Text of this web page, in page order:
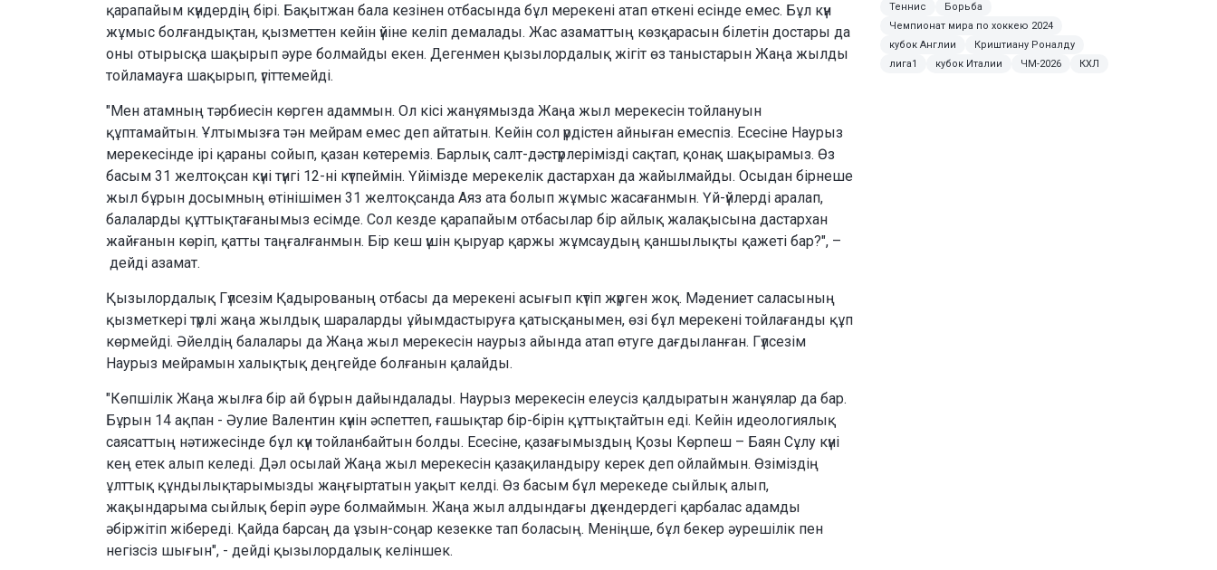
қарапайым күндердің бірі. Бақытжан бала кезінен отбасында бұл мерекені атап өткені есінде емес. Бұл күн
жұмыс болғандықтан, қызметтен кейін үйіне келіп демалады. Жас азаматтың көзқарасын білетін достары да
оны отырысқа шақырып әуре болмайды екен. Дегенмен қызылордалық жігіт өз таныстарын Жаңа жылды
тойламауға шақырып, үгіттемейді.
"Мен атамның тәрбиесін көрген адаммын. Ол кісі жанұямызда Жаңа жыл мерекесін тойлануын
құптамайтын. Ұлтымызға тән мейрам емес деп айтатын. Кейін сол үрдістен айныған емеспіз. Есесіне Наурыз
мерекесінде ірі қараны сойып, қазан көтереміз. Барлық салт-дәстүрлерімізді сақтап, қонақ шақырамыз. Өз
басым 31 желтоқсан күні түнгі 12-ні күтпеймін. Үйімізде мерекелік дастархан да жайылмайды. Осыдан бірнеше
жыл бұрын досымның өтінішімен 31 желтоқсанда Аяз ата болып жұмыс жасағанмын. Үй-үйлерді аралап,
балаларды құттықтағанымыз есімде. Сол кезде қарапайым отбасылар бір айлық жалақысына дастархан
жайғанын көріп, қатты таңғалғанмын. Бір кеш үшін қыруар қаржы жұмсаудың қаншылықты қажеті бар?", –
дейді азамат.
Қызылордалық Гүлсезім Қадырованың отбасы да мерекені асығып күтіп жүрген жоқ. Мәдениет саласының
қызметкері түрлі жаңа жылдық шараларды ұйымдастыруға қатысқанымен, өзі бұл мерекені тойлағанды құп
көрмейді. Әйелдің балалары да Жаңа жыл мерекесін наурыз айында атап өтуге дағдыланған. Гүлсезім
Наурыз мейрамын халықтық деңгейде болғанын қалайды.
"Көпшілік Жаңа жылға бір ай бұрын дайындалады. Наурыз мерекесін елеусіз қалдыратын жанұялар да бар.
Бұрын 14 ақпан - Әулие Валентин күнін әспеттеп, ғашықтар бір-бірін құттықтайтын еді. Кейін идеологиялық
саясаттың нәтижесінде бұл күн тойланбайтын болды. Есесіне, қазағымыздың Қозы Көрпеш – Баян Cұлу күні
кең етек алып келеді. Дәл осылай Жаңа жыл мерекесін қазақиландыру керек деп ойлаймын. Өзіміздің
ұлттық құндылықтарымызды жаңғыртатын уақыт келді. Өз басым бұл мерекеде сыйлық алып,
жақындарыма сыйлық беріп әуре болмаймын. Жаңа жыл алдындағы дүкендердегі қарбалас адамды
әбіржітіп жібереді. Қайда барсаң да ұзын-соңар кезекке тап боласың. Меніңше, бұл бекер әурешілік пен
негізсіз шығын", - дейді қызылордалық келіншек.
Теннис
Борьба
Чемпионат мира по хоккею 2024
кубок Англии
Криштиану Роналду
лига1
кубок Италии ЧМ-2026 КХЛ